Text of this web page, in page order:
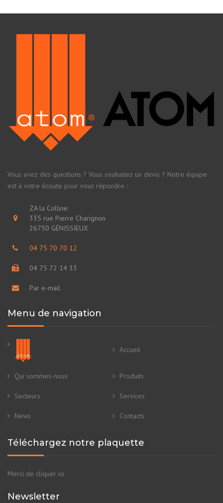
Vous avez des questions ? Vous souhaitez un devis ? Notre équipe
est à votre écoute pour vous répondre :
ZA la Colline
335 rue Pierre Charignon
26750 GÉNISSIEUX
04 75 70 70 12
04 75 72 14 33
Par e-mail
Menu de navigation
Accueil
Qui sommes-nous Produits
Secteurs Services
News Contacts
Téléchargez notre plaquette
Merci de cliquer ici
Newsletter